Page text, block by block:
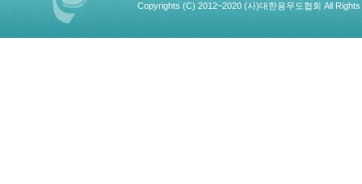
Copyrights (C) 2012~2020 (사)대한용무도협회 All